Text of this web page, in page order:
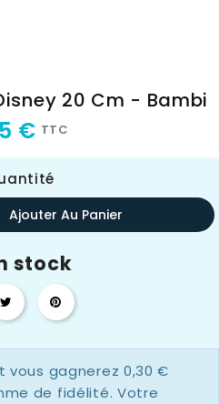
20 Cm - Bambi
€ TTC
Ajouter Au Panier
stock
vous gagnerez 0,30 €
de fidélité. Votre